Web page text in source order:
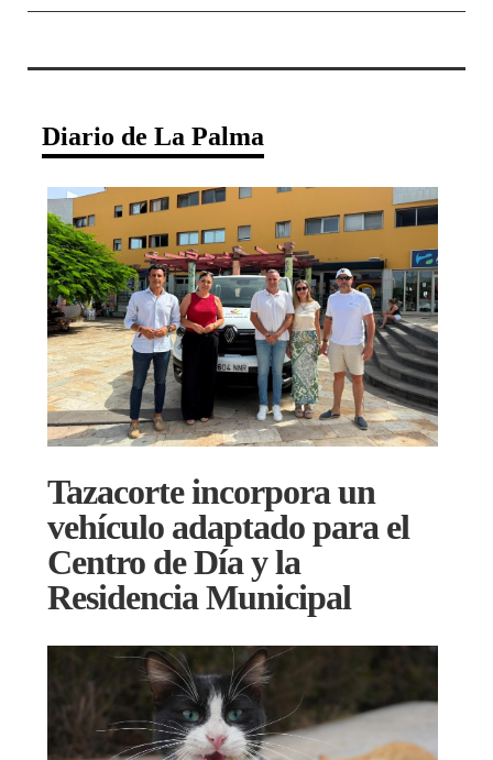
Diario de La Palma
Tazacorte incorpora un
vehículo adaptado para el
Centro de Día y la
Residencia Municipal